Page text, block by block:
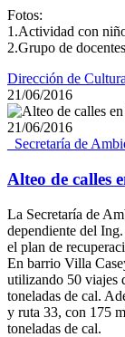
Fotos:
1.Actividad con
2.Grupo de docentes
Dirección de Cultura
21/06/2016
21/06/2016
_Secretaría de
Alteo de calles
La Secretaría de
dependiente del
el plan de
En barrio Villa
utilizando 50 viajes
toneladas de cal.
y ruta 33, con 175
toneladas de cal.